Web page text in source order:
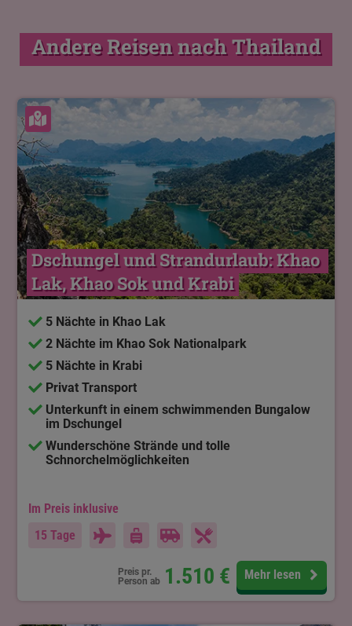
Andere Reisen nach Thailand
Karte ansehen
Dschungel und Strandurlaub: Khao
Lak, Khao Sok und Krabi
5 Nächte in Khao Lak
2 Nächte im Khao Sok Nationalpark
5 Nächte in Krabi
Privat Transport
Unterkunft in einem schwimmenden Bungalow
im Dschungel
Wunderschöne Strände und tolle
Schnorchelmöglichkeiten
Im Preis inklusive
15 Tage
Preis pr.
Person ab 1.510 € Mehr lesen